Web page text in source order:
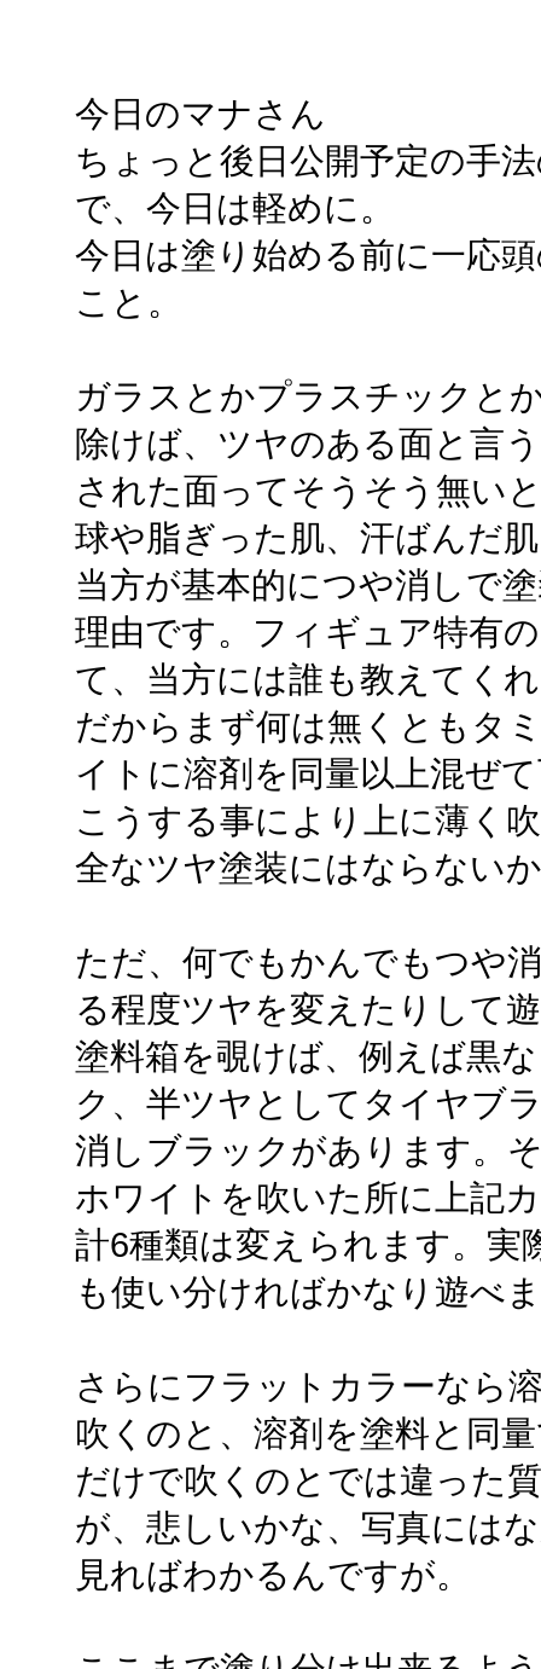
今日のマナさん
ちょっと後日公開予定の手
で、今日は軽めに。
今日は塗り始める前に一応
こと。
ガラスとかプラスチックと
除けば、ツヤのある面と言
された面ってそうそう無い
球や脂ぎった肌、汗ばんだ
当方が基本的につや消しで
理由です。フィギュア特有
て、当方には誰も教えてく
だからまず何は無くともタ
イトに溶剤を同量以上混ぜ
こうする事により上に薄く
全なツヤ塗装にはならない
ただ、何でもかんでもつや
る程度ツヤを変えたりして
塗料箱を覗けば、例えば黒
ク、半ツヤとしてタイヤブ
消しブラックがあります。
ホワイトを吹いた所に上記
計6種類は変えられます。実
も使い分ければかなり遊べ
さらにフラットカラーなら
吹くのと、溶剤を塗料と同
だけで吹くのとでは違った
が、悲しいかな、写真には
見ればわかるんですが。